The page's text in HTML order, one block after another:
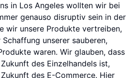
in Los Angeles wollten wir bei
genauso disruptiv sein in der
wir unsere Produkte vertreiben,
unserer sauberen,
waren. Wir glauben, dass
des Einzelhandels ist,
des E-Commerce. Hier